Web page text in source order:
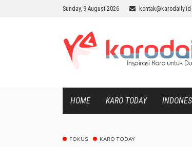
Sunday, 9 August 2026 kontak@karodaily.id
HOME KARO TODAY
FOKUS KARO TODAY